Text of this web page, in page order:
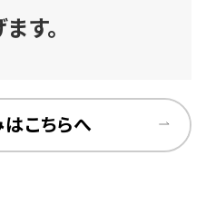
す。
こちらへ